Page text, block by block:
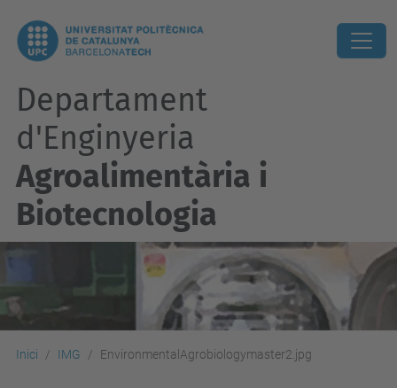
Departament
d'Enginyeria
Agroalimentària i
Biotecnologia
Inici IMG EnvironmentalAgrobiologymaster2.jpg